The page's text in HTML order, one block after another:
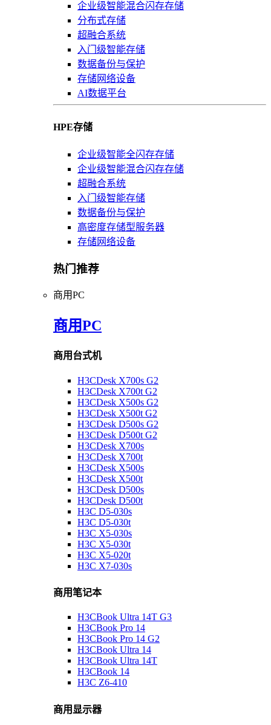
企业级智能混合闪存存储
分布式存储
超融合系统
入门级智能存储
数据备份与保护
存储网络设备
AI数据平台
HPE存储
企业级智能全闪存存储
企业级智能混合闪存存储
超融合系统
入门级智能存储
数据备份与保护
高密度存储型服务器
存储网络设备
热门推荐
商用PC
商用PC
商用台式机
H3CDesk X700s G2
H3CDesk X700t G2
H3CDesk X500s G2
H3CDesk X500t G2
H3CDesk D500s G2
H3CDesk D500t G2
H3CDesk X700s
H3CDesk X700t
H3CDesk X500s
H3CDesk X500t
H3CDesk D500s
H3CDesk D500t
H3C D5-030s
H3C D5-030t
H3C X5-030s
H3C X5-030t
H3C X5-020t
H3C X7-030s
商用笔记本
H3CBook Ultra 14T G3
H3CBook Pro 14
H3CBook Pro 14 G2
H3CBook Ultra 14
H3CBook Ultra 14T
H3CBook 14
H3C Z6-410
商用显示器